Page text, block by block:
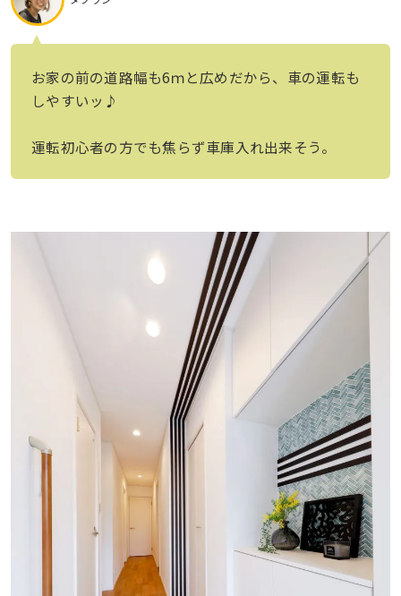
お家の前の道路幅も6ｍと広めだから、車の運転も
しやすいッ♪
運転初心者の方でも焦らず車庫入れ出来そう。